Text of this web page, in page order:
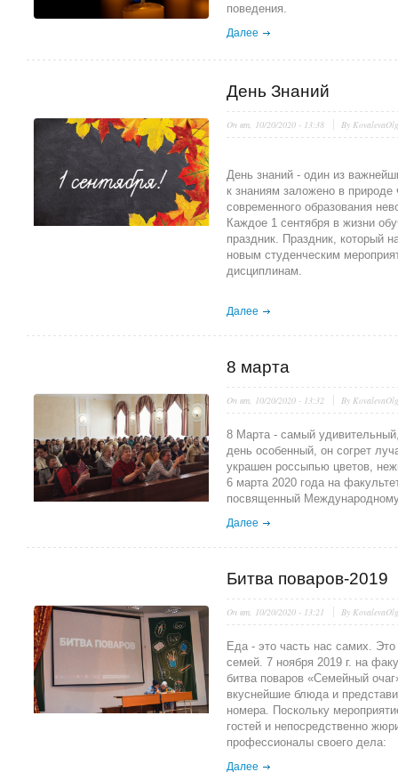
поведения.
Далее
День Знаний
On вт, 10/20/2020 - 13:38 By
День знаний - один из
к знаниям заложено в природе
современного образования
Каждое 1 сентября в жизни
праздник. Праздник, который
новым студенческим
дисциплинам.
Далее
8 марта
On вт, 10/20/2020 - 13:32 By
8 Марта - самый
день особенный, он согрет
украшен россыпью цветов,
6 марта 2020 года на
посвященный
Далее
Битва поваров-2019
On вт, 10/20/2020 - 13:21 By
Еда - это часть нас самих.
семей. 7 ноября 2019 г. на
битва поваров «Семейный
вкуснейшие блюда и
номера. Поскольку
гостей и непосредственно
профессионалы своего дела:
Далее